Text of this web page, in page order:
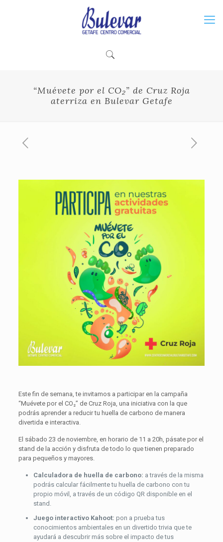
“Muévete por el CO₂” de Cruz Roja
aterriza en Bulevar Getafe
Este fin de semana, te invitamos a participar en la campaña
“Muévete por el CO₂” de Cruz Roja, una iniciativa con la que
podrás aprender a reducir tu huella de carbono de manera
divertida e interactiva.
El sábado 23 de noviembre, en horario de 11 a 20h, pásate por el
stand de la acción y disfruta de todo lo que tienen preparado
para pequeños y mayores.
Calculadora de huella de carbono: a través de la misma
podrás calcular fácilmente tu huella de carbono con tu
propio móvil, a través de un código QR disponible en el
stand.
Juego interactivo Kahoot: pon a prueba tus
conocimientos ambientales en un divertido trivia que te
ayudará a descubrir más sobre el impacto de tus